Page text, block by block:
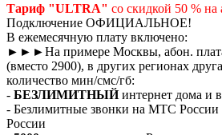
Тариф "ULTRA" со скидкой 50 %
Подключение ОФИЦИАЛЬНОЕ!
В ежемесячную плату включено:
►►►На примере Москвы, абон.
(вместо 2900), в других регионах
количество мин/смс/гб:
- БЕЗЛИМИТНЫЙинтернет дома и
- Безлимитные звонки на МТС России
России